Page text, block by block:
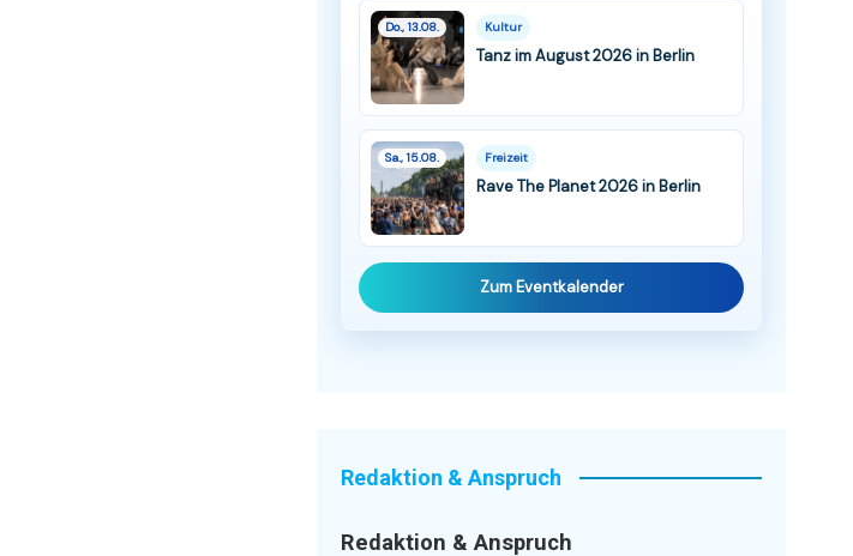
Do., 13.08. Kultur
Tanz im August 2026 in Berlin
Sa., 15.08. Freizeit
Rave The Planet 2026 in Berlin
Zum Eventkalender
Redaktion & Anspruch
Redaktion & Anspruch